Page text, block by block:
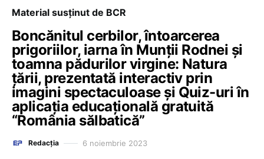
Material susținut de BCR
Boncănitul cerbilor, întoarcerea
prigoriilor, iarna în Munții Rodnei și
toamna pădurilor virgine: Natura
țării, prezentată interactiv prin
imagini spectaculoase și Quiz-uri în
aplicația educațională gratuită
“România sălbatică”
Redacția 6 noiembrie 2023